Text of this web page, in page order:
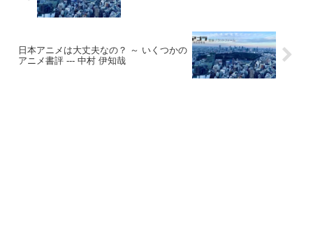
日本アニメは大丈夫なの？ ～ いくつかの
アニメ書評 --- 中村 伊知哉